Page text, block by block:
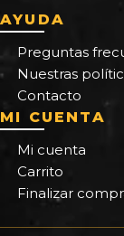
AYUDA
Preguntas
Nuestras
Contacto
MI CUENTA
Mi cuenta
Carrito
Finalizar